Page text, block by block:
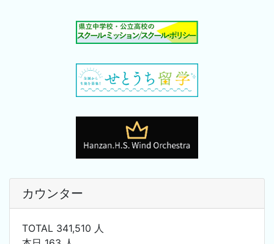
カウンター
TOTAL 341,510 人